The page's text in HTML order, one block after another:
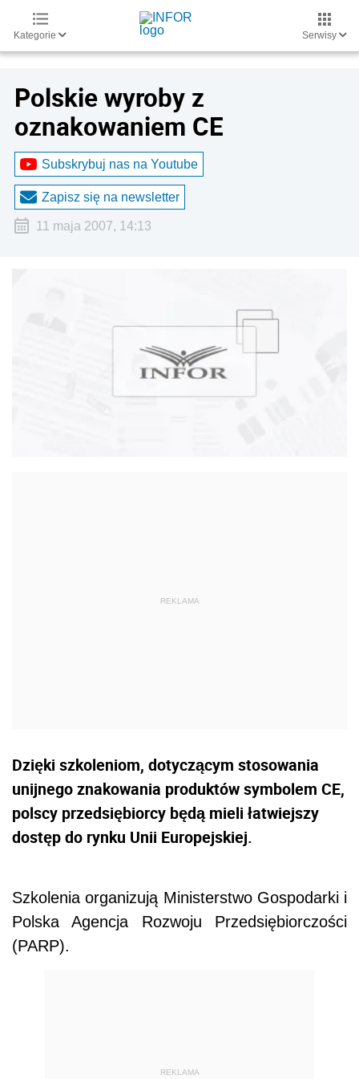
Kategorie Serwisy
Polskie wyroby z
oznakowaniem CE
Subskrybuj nas na Youtube
Zapisz się na newsletter
11 maja 2007, 14:13
Dzięki szkoleniom, dotyczącym stosowania
unijnego znakowania produktów symbolem CE,
polscy przedsiębiorcy będą mieli łatwiejszy
dostęp do rynku Unii Europejskiej.
Szkolenia organizują Ministerstwo Gospodarki i
Polska Agencja Rozwoju Przedsiębiorczości
(PARP).
REKLAMA